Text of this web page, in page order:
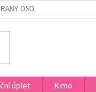
OSOBNÍCH ÚDAJŮ
úplet Kimo